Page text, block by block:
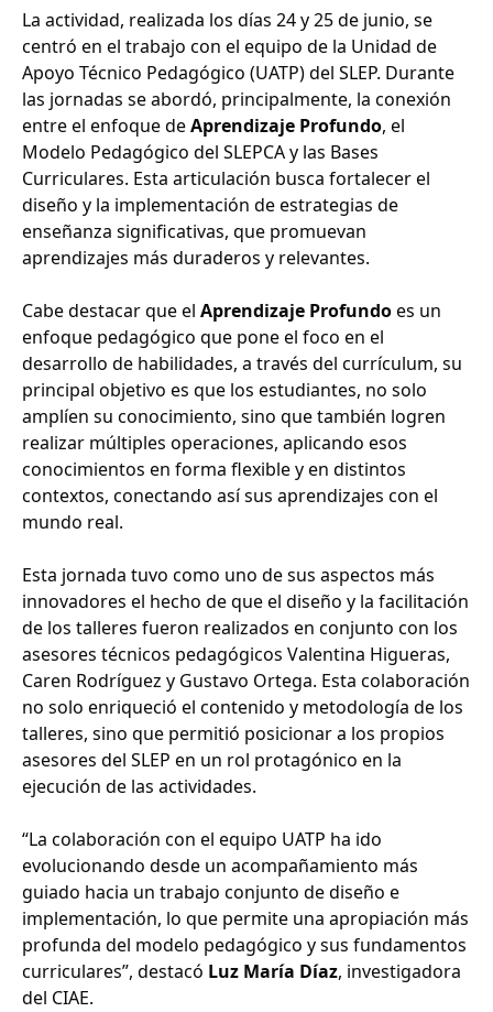
La actividad, realizada los días 24 y 25 de junio, se
centró en el trabajo con el equipo de la Unidad de
Apoyo Técnico Pedagógico (UATP) del SLEP. Durante
las jornadas se abordó, principalmente, la conexión
entre el enfoque deAprendizaje Profundo, el
Modelo Pedagógico del SLEPCA y las Bases
Curriculares. Esta articulación busca fortalecer el
diseño y la implementación de estrategias de
enseñanza significativas, que promuevan
aprendizajes más duraderos y relevantes.
Cabe destacar que el Aprendizaje Profundoes un
enfoque pedagógico que pone el foco en el
desarrollo de habilidades, a través del currículum, su
principal objetivo es que los estudiantes, no solo
amplíen su conocimiento, sino que también logren
realizar múltiples operaciones, aplicando esos
conocimientos en forma flexible y en distintos
contextos, conectando así sus aprendizajes con el
mundo real.
Esta jornada tuvo como uno de sus aspectos más
innovadores el hecho de que el diseño y la facilitación
de los talleres fueron realizados en conjunto con los
asesores técnicos pedagógicos Valentina Higueras,
Caren Rodríguez y Gustavo Ortega. Esta colaboración
no solo enriqueció el contenido y metodología de los
talleres, sino que permitió posicionar a los propios
asesores del SLEP en un rol protagónico en la
ejecución de las actividades.
“La colaboración con el equipo UATP ha ido
evolucionando desde un acompañamiento más
guiado hacia un trabajo conjunto de diseño e
implementación, lo que permite una apropiación más
profunda del modelo pedagógico y sus fundamentos
curriculares”, destacó Luz María Díaz, investigadora
del CIAE.